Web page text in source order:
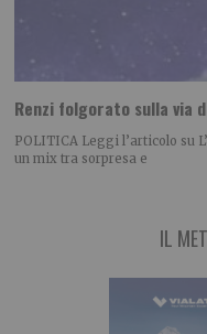
Renzi folgorato sulla via
POLITICA Leggi l’articolo su
un mix tra sorpresa e
IL